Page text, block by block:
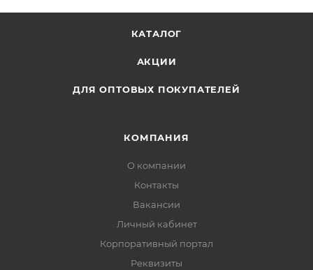
КАТАЛОГ
АКЦИИ
ДЛЯ ОПТОВЫХ ПОКУПАТЕЛЕЙ
КОМПАНИЯ
О компании
Контакты
Вакансии
Личный кабинет
Корпоративный портал
Реквизиты